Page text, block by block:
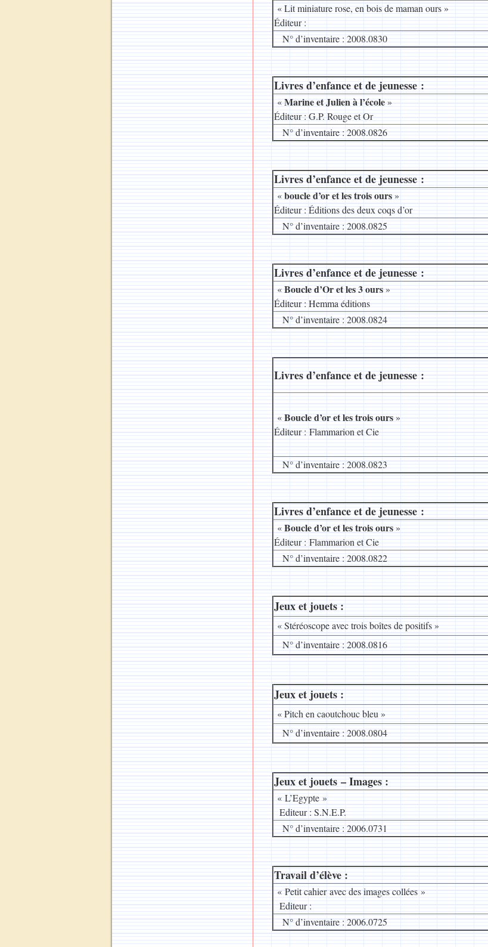
« Lit miniature rose, en bois de maman ours »
Éditeur :
N° d’inventaire : 2008.0830
Livres d’enfance et de jeunesse :
«Marine et Julien à l’école»
Éditeur : G.P. Rouge et Or
N° d’inventaire : 2008.0826
Livres d’enfance et de jeunesse :
«boucle d’or et les trois ours»
Éditeur : Éditions des deux coqs d’or
N° d’inventaire : 2008.0825
Livres d’enfance et de jeunesse :
«Boucle d’Or et les 3 ours»
Éditeur : Hemma éditions
N° d’inventaire : 2008.0824
Livres d’enfance et de jeunesse :
«Boucle d’or et les trois ours»
Éditeur : Flammarion et Cie
N° d’inventaire : 2008.0823
Livres d’enfance et de jeunesse :
«Boucle d’or et les trois ours»
Éditeur : Flammarion et Cie
N° d’inventaire : 2008.0822
Jeux et jouets :
« Stéréoscope avec trois boîtes de positifs »
N° d’inventaire : 2008.0816
Jeux et jouets :
« Pitch en caoutchouc bleu »
N° d’inventaire : 2008.0804
Jeux et jouets – Images :
« L’Egypte »
Editeur : S.N.E.P.
N° d’inventaire : 2006.0731
Travail d’élève :
« Petit cahier avec des images collées »
Editeur :
N° d’inventaire : 2006.0725